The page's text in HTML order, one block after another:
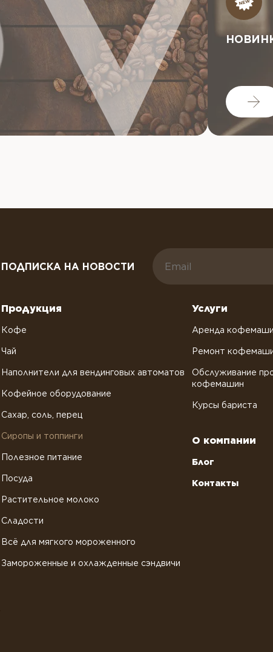
ПОДПИСКА НА НОВОСТИ
Продукция
Кофе
Чай
Наполнители для вендинговых автоматов
Кофейное оборудование
Сахар, соль, перец
Сиропы и топпинги
Полезное питание
Посуда
Растительное молоко
Сладости
Всё для мягкого мороженного
Замороженные и охлажденные сэндвичи
Услуги
Аренда
Ремонт
Обслуживание
кофемашин
Курсы бариста
О компании
Блог
Контакты